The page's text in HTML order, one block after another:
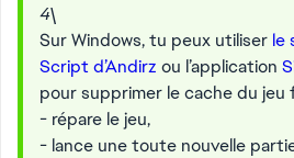
4\
Sur Windows, tu peux utiliser le
Script d’Andirz ou l’application
pour supprimer le cache du jeu
- répare le jeu,
- lance une toute nouvelle